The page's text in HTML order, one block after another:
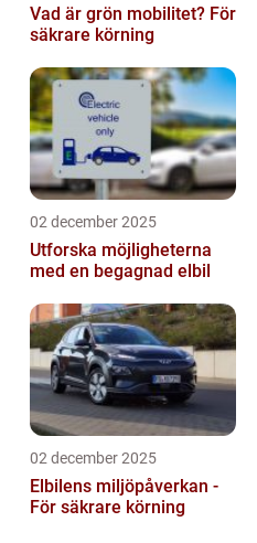
Vad är grön mobilitet? För
säkrare körning
02 december 2025
Utforska möjligheterna
med en begagnad elbil
02 december 2025
Elbilens miljöpåverkan -
För säkrare körning